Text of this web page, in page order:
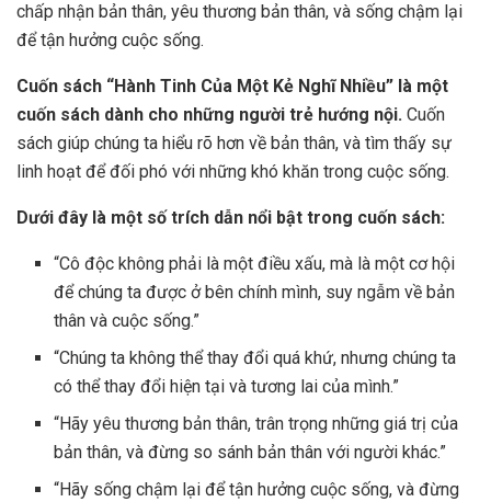
chấp nhận bản thân, yêu thương bản thân, và sống chậm lại
để tận hưởng cuộc sống.
Cuốn sách “Hành Tinh Của Một Kẻ Nghĩ Nhiều” là một
cuốn sách dành cho những người trẻ hướng nội. Cuốn
sách giúp chúng ta hiểu rõ hơn về bản thân, và tìm thấy sự
linh hoạt để đối phó với những khó khăn trong cuộc sống.
Dưới đây là một số trích dẫn nổi bật trong cuốn sách:
“Cô độc không phải là một điều xấu, mà là một cơ hội
để chúng ta được ở bên chính mình, suy ngẫm về bản
thân và cuộc sống.”
“Chúng ta không thể thay đổi quá khứ, nhưng chúng ta
có thể thay đổi hiện tại và tương lai của mình.”
“Hãy yêu thương bản thân, trân trọng những giá trị của
bản thân, và đừng so sánh bản thân với người khác.”
“Hãy sống chậm lại để tận hưởng cuộc sống, và đừng